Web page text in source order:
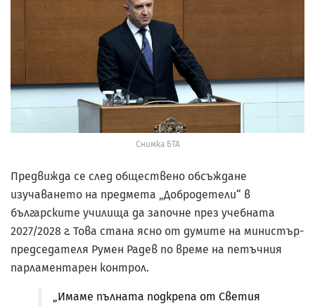
Снимка БТА
Предвижда се след обществено обсъждане
изучаването на предмета „Добродетели“ в
българските училища да започне през учебната
2027/2028 г. Това стана ясно от думите на министър-
председателя Румен Радев по време на петъчния
парламентарен контрол.
„Имаме пълната подкрепа от Светия